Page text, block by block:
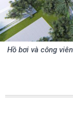
Hồ bơi và công